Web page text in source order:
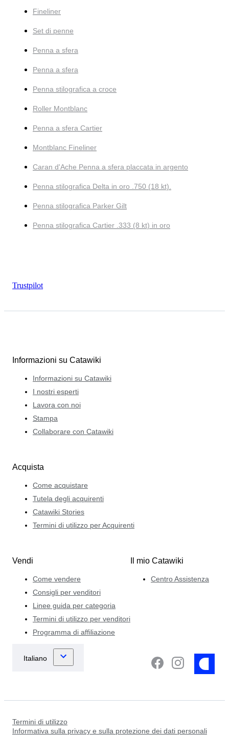
Fineliner
Set di penne
Penna a sfera
Penna a sfera
Penna stilografica a croce
Roller Montblanc
Penna a sfera Cartier
Montblanc Fineliner
Caran d'Ache Penna a sfera placcata in argento
Penna stilografica Delta in oro .750 (18 kt).
Penna stilografica Parker Gilt
Penna stilografica Cartier .333 (8 kt) in oro
Trustpilot
Informazioni su Catawiki
Informazioni su Catawiki
I nostri esperti
Lavora con noi
Stampa
Collaborare con Catawiki
Acquista
Come acquistare
Tutela degli acquirenti
Catawiki Stories
Termini di utilizzo per Acquirenti
Vendi
Come vendere
Consigli per venditori
Linee guida per categoria
Termini di utilizzo per venditori
Programma di affiliazione
Il mio Catawiki
Centro Assistenza
Termini di utilizzo
Informativa sulla privacy e sulla protezione dei dati personali